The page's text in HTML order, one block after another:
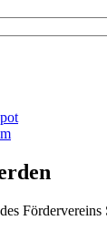
Fördervereins